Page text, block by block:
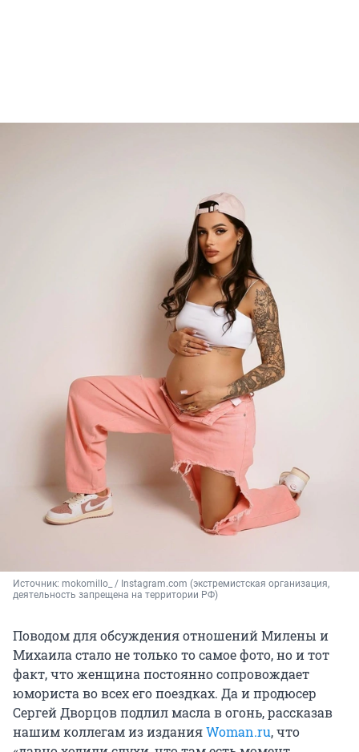
Источник: mokomillo_ / Instagram.com (экстремистская организация,
деятельность запрещена на территории РФ)
Поводом для обсуждения отношений Милены и
Михаила стало не только то самое фото, но и тот
факт, что женщина постоянно сопровождает
юмориста во всех его поездках. Да и продюсер
Сергей Дворцов подлил масла в огонь, рассказав
нашим коллегам из изданияWoman.ru, что